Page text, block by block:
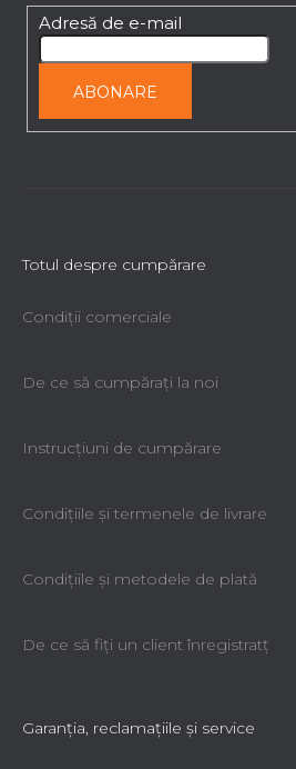
Adresă de e-mail
ABONARE
Totul despre cumpărare
Condiții comerciale
De ce să cumpăraţi la noi
Instrucțiuni de cumpărare
Condiţiile şi termenele de livrare
Condiţiile şi metodele de plată
De ce să fiţi un client înregistratţ
Garanţia, reclamaţiile şi service